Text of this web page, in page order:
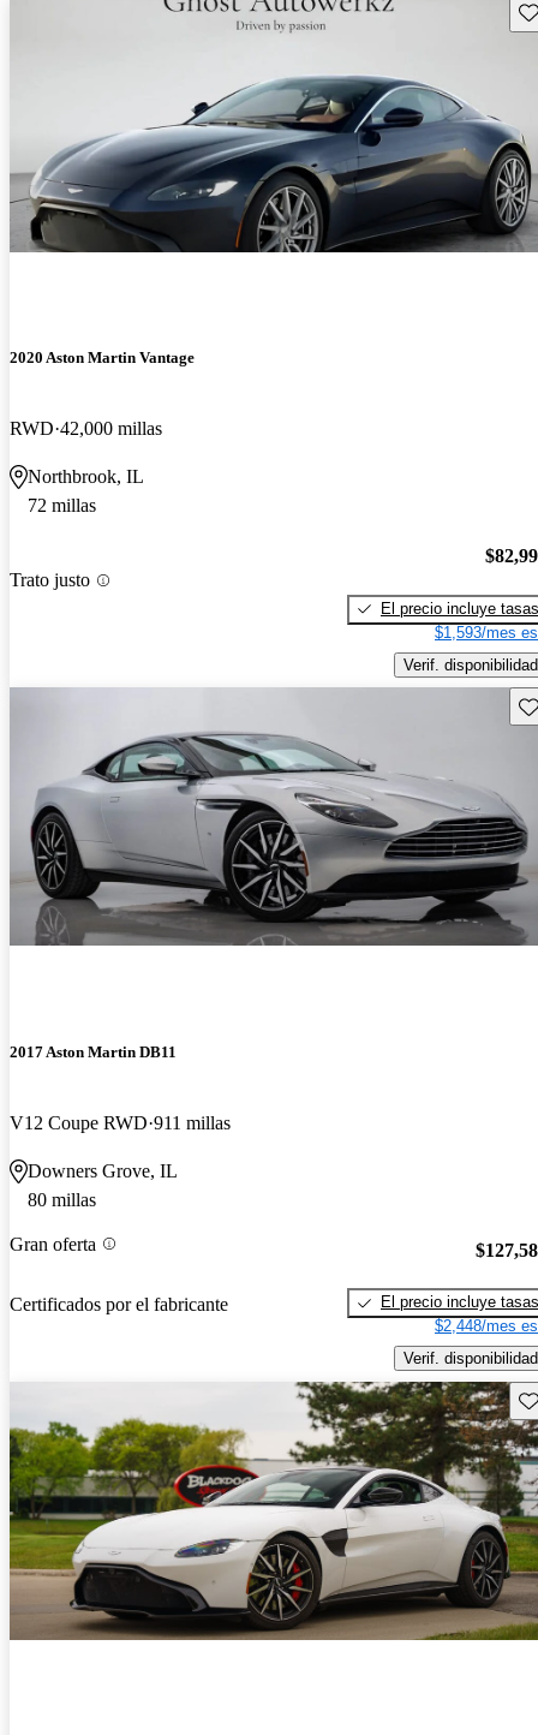
2020 Aston Martin Vantage
RWD 42,000 millas
Northbrook, IL
72 millas
Trato justo
El precio incluye tasas
$1,593/mes
Verif. disponibilidad
2017 Aston Martin DB11
V12 Coupe RWD 911 millas
Downers Grove, IL
80 millas
Gran oferta
Certificados por el fabricante
El precio incluye tasas
$2,448/mes
Verif. disponibilidad